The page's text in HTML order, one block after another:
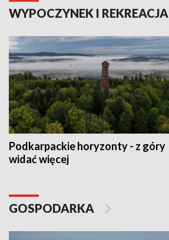
WYPOCZYNEK I REKREACJA
Podkarpackie horyzonty - z góry
widać więcej
GOSPODARKA